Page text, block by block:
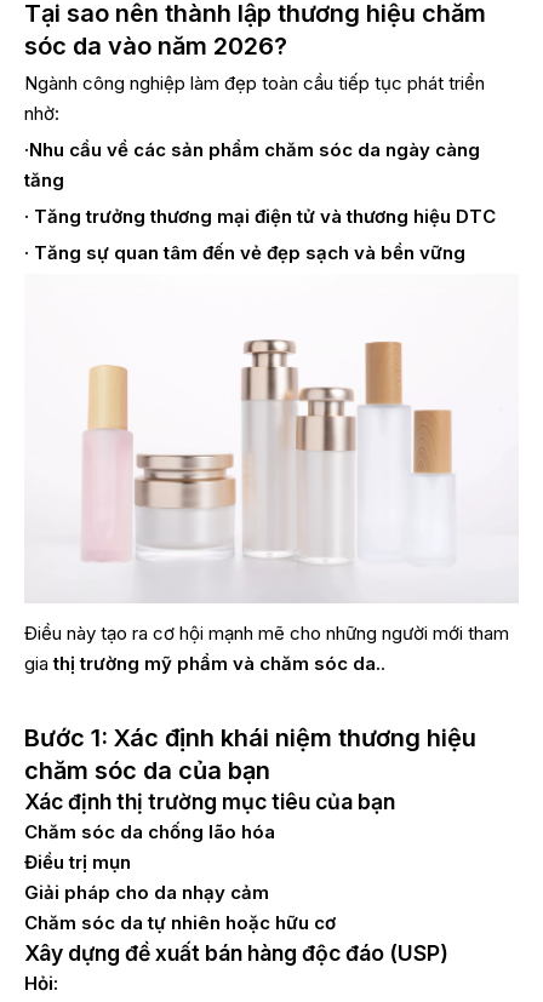
Tại sao nên thành lập thương hiệu chăm
sóc da vào năm 2026?
Ngành công nghiệp làm đẹp toàn cầu tiếp tục phát triển
nhờ:
·Nhu cầu về các sản phẩm chăm sóc da ngày càng
tăng
· Tăng trưởng thương mại điện tử và thương hiệu DTC
· Tăng sự quan tâm đến vẻ đẹp sạch và bền vững
Điều này tạo ra cơ hội mạnh mẽ cho những người mới tham
giathị trường mỹ phẩm và chăm sóc da..
Bước 1: Xác định khái niệm thương hiệu
chăm sóc da của bạn
Xác định thị trường mục tiêu của bạn
Chăm sóc da chống lão hóa
Điều trị mụn
Giải pháp cho da nhạy cảm
Chăm sóc da tự nhiên hoặc hữu cơ
Xây dựng đề xuất bán hàng độc đáo (USP)
Hỏi: